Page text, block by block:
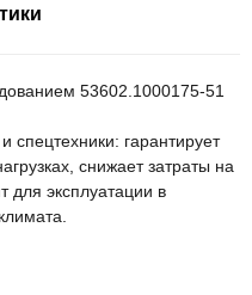
53602.1000175-51
спецтехники: гарантирует
снижает затраты на
для эксплуатации в